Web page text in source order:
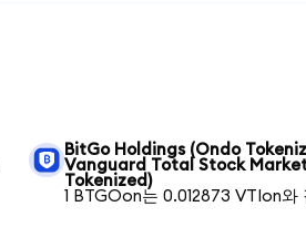
BitGo Holdings (Ondo
Vanguard Total Stock Market
Tokenized)
1 BTGOon는 0.012873 VTIon와